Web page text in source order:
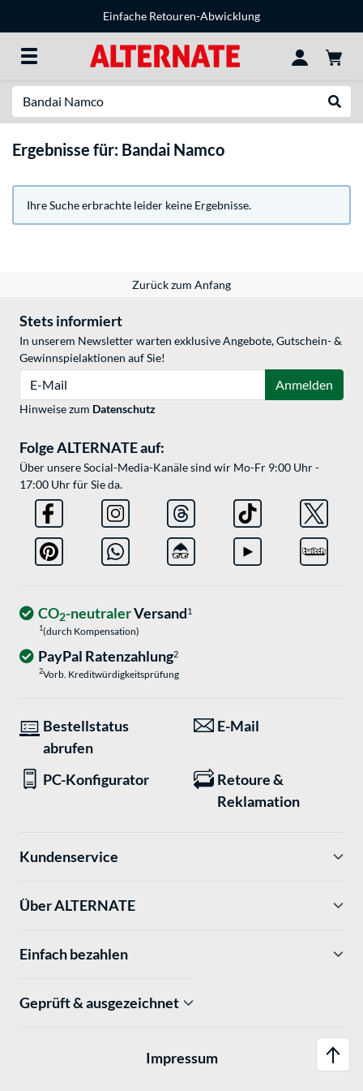
Einfache Retouren-Abwicklung
Ergebnisse für: Bandai Namco
Ihre Suche erbrachte leider keine Ergebnisse.
Zurück zum Anfang
Stets informiert
In unserem Newsletter warten exklusive Angebote, Gutschein- &
Gewinnspielaktionen auf Sie!
Anmelden
Hinweise zum Datenschutz
Folge ALTERNATE auf:
Über unsere Social-Media-Kanäle sind wir Mo-Fr 9:00 Uhr -
17:00 Uhr für Sie da.
CO2-neutralerVersand1
1(durch Kompensation)
PayPal Ratenzahlung2
2Vorb. Kreditwürdigkeitsprüfung
Bestellstatus
abrufen
E-Mail
PC-Konfigurator
Retoure &
Reklamation
Kundenservice
Über ALTERNATE
Einfach bezahlen
Geprüft & ausgezeichnet
Impressum